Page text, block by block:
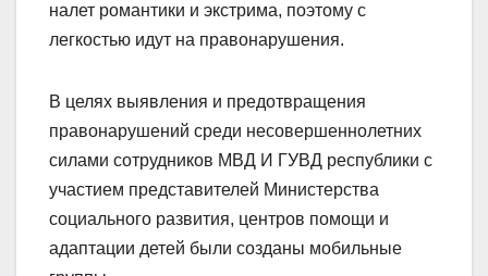
налет романтики и экстрима, поэтому с
легкостью идут на правонарушения.
В целях выявления и предотвращения
правонарушений среди несовершеннолетних
силами сотрудников МВД И ГУВД республики с
участием представителей Министерства
социального развития, центров помощи и
адаптации детей были созданы мобильные